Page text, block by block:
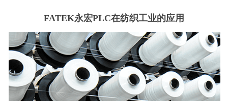
FATEK永宏PLC在纺织工业的应用